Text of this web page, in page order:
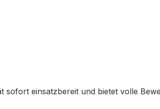
sofort einsatzbereit und bietet volle